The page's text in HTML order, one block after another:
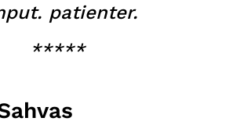
patienter.
*****